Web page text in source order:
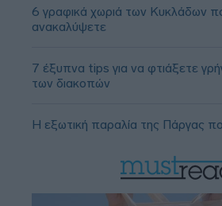
6 γραφικά χωριά των Κυκλάδων
ανακαλύψετε
7 έξυπνα tips για να φτιάξετε
των διακοπών
Η εξωτική παραλία της Πάργας